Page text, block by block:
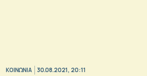
ΚΟΙΝΩΝΙΑ 30.08.2021, 20:11